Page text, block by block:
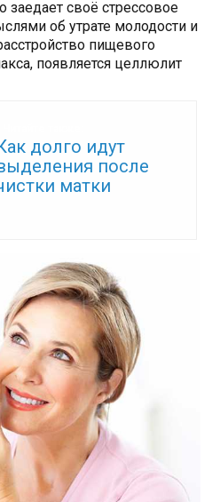
заедает своё стрессовое
об утрате молодости и
пищевого
появляется целлюлит
долго идут
после
матки